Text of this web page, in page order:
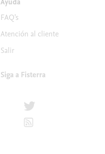
FAQ's
Atención al cliente
Salir
Siga a Fisterra
Síguenos en Twitter
Suscríbete para recibir